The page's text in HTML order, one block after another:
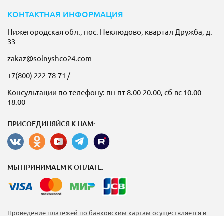
КОНТАКТНАЯ ИНФОРМАЦИЯ
Нижегородская обл., пос. Неклюдово, квартал Дружба, д.
33
zakaz@solnyshco24.com
+7(800) 222-78-71 /
Консультации по телефону: пн-пт 8.00-20.00, сб-вс 10.00-
18.00
ПРИСОЕДИНЯЙСЯ К НАМ:
МЫ ПРИНИМАЕМ К ОПЛАТЕ:
Проведение платежей по банковским картам осуществляется в